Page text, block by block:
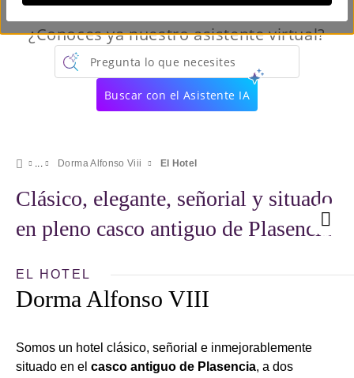
¿Conoces ya nuestro asistente virtual?
Pregunta lo que necesites
Buscar con el Asistente IA
Dorma Alfonso Viii El Hotel
Clásico, elegante, señorial y situado
en pleno casco antiguo de Plasencia
EL HOTEL
Dorma Alfonso VIII
Somos un hotel clásico, señorial e inmejorablemente
situado en el casco antiguo de Plasencia, a dos